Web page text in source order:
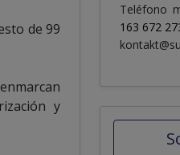
de 99
y
Teléfono
163 672